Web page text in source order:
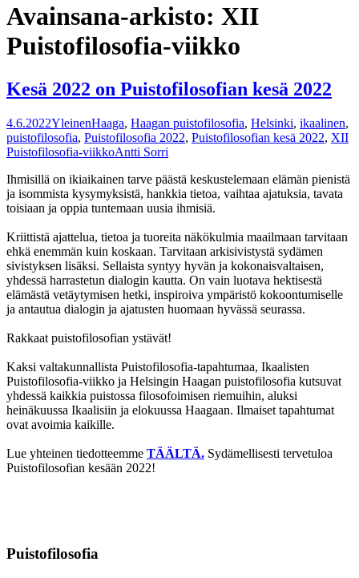
Avainsana-arkisto: XII
Puistofilosofia-viikko
Kesä 2022 on Puistofilosofian kesä 2022
4.6.2022YleinenHaaga, Haagan puistofilosofia, Helsinki, ikaalinen,
puistofilosofia, Puistofilosofia 2022, Puistofilosofian kesä 2022, XII
Puistofilosofia-viikkoAntti Sorri
Ihmisillä on ikiaikainen tarve päästä keskustelemaan elämän pienistä
ja isommista kysymyksistä, hankkia tietoa, vaihtaa ajatuksia, tavata
toisiaan ja oppia tuntemaan uusia ihmisiä.
Kriittistä ajattelua, tietoa ja tuoreita näkökulmia maailmaan tarvitaan
ehkä enemmän kuin koskaan. Tarvitaan arkisivistystä sydämen
sivistyksen lisäksi. Sellaista syntyy hyvän ja kokonaisvaltaisen,
yhdessä harrastetun dialogin kautta. On vain luotava hektisestä
elämästä vetäytymisen hetki, inspiroiva ympäristö kokoontumiselle
ja antautua dialogin ja ajatusten huomaan hyvässä seurassa.
Rakkaat puistofilosofian ystävät!
Kaksi valtakunnallista Puistofilosofia-tapahtumaa, Ikaalisten
Puistofilosofia-viikko ja Helsingin Haagan puistofilosofia kutsuvat
yhdessä kaikkia puistossa filosofoimisen riemuihin, aluksi
heinäkuussa Ikaalisiin ja elokuussa Haagaan. Ilmaiset tapahtumat
ovat avoimia kaikille.
Lue yhteinen tiedotteemme TÄÄLTÄ. Sydämellisesti tervetuloa
Puistofilosofian kesään 2022!
Puistofilosofia